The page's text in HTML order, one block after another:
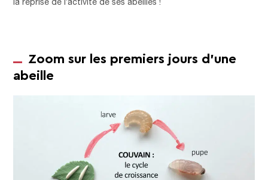
Zoom sur les premiers jours d’une
abeille